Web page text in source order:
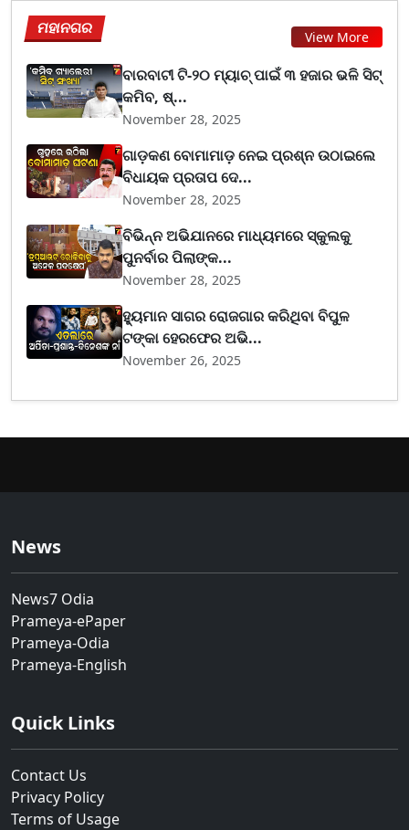
ମହାନଗର View More
ବାରବାଟୀ ଟି-୨୦ ମ୍ୟାଚ୍ ପାଇଁ ୩ ହଜାର ଭଳି ସିଟ୍
କମିବ, ଷ୍...
November 28, 2025
ଗାଡ଼କଣ ବୋମାମାଡ଼ ନେଇ ପ୍ରଶ୍ନ ଉଠାଇଲେ
ବିଧାୟକ ପ୍ରତାପ ଦେ...
November 28, 2025
ବିଭିନ୍ନ ଅଭିଯାନରେ ମାଧ୍ୟମରେ ସ୍କୁଲକୁ
ପୁନର୍ବାର ପିଲାଙ୍କ...
November 28, 2025
ହ୍ୟୁମାନ ସାଗର ରୋଜଗାର କରିଥିବା ବିପୁଳ
ଟଙ୍କା ହେରଫେର ଅଭି...
November 26, 2025
News
News7 Odia
Prameya-ePaper
Prameya-Odia
Prameya-English
Quick Links
Contact Us
Privacy Policy
Terms of Usage